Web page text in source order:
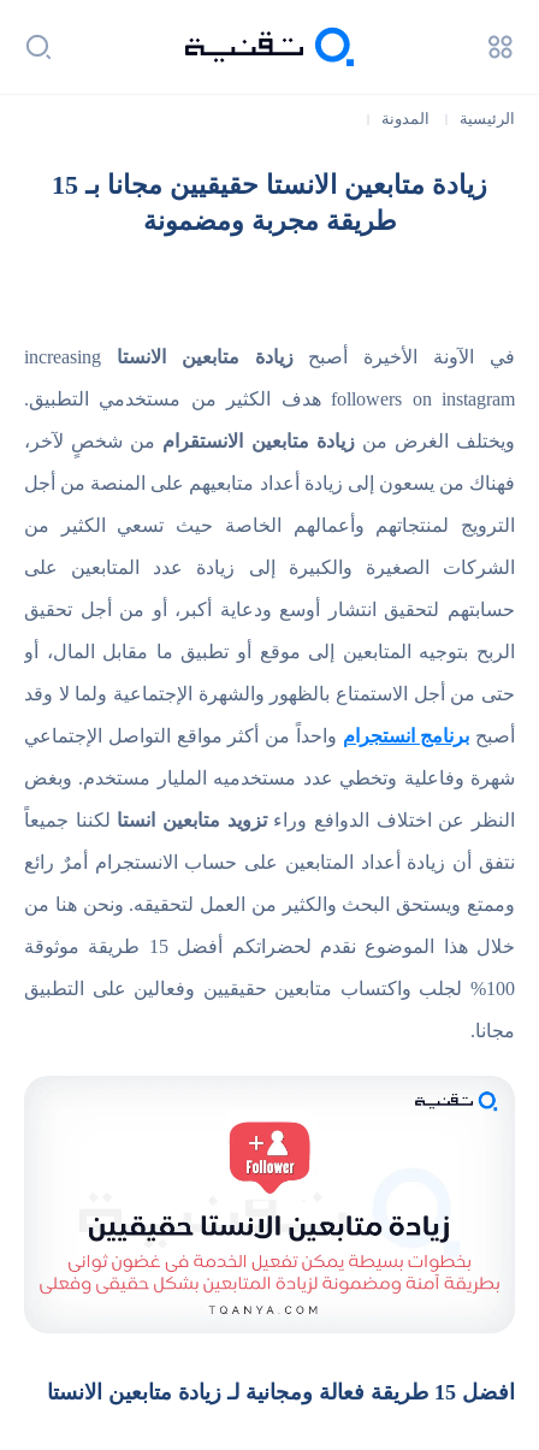
الرئيسية المدونة
زيادة متابعين الانستا حقيقيين مجانا بـ 15
طريقة مجربة ومضمونة
في الآونة الأخيرة أصبحزيادة متابعين الانستا increasing
followers on instagram هدف الكثير من مستخدمي التطبيق.
ويختلف الغرض منزيادة متابعين الانستقرام من شخصٍ لآخر،
فهناك من يسعون إلى زيادة أعداد متابعيهم على المنصة من أجل
الترويج لمنتجاتهم وأعمالهم الخاصة حيث تسعي الكثير من
الشركات الصغيرة والكبيرة إلى زيادة عدد المتابعين على
حسابتهم لتحقيق انتشار أوسع ودعاية أكبر، أو من أجل تحقيق
الربح بتوجيه المتابعين إلى موقع أو تطبيق ما مقابل المال، أو
حتى من أجل الاستمتاع بالظهور والشهرة الإجتماعية ولما لا وقد
أصبح برنامج انستجرام واحداً من أكثر مواقع التواصل الإجتماعي
شهرة وفاعلية وتخطي عدد مستخدميه المليار مستخدم. وبغض
النظر عن اختلاف الدوافع وراءتزويد متابعين انستا لكننا جميعاً
نتفق أن زيادة أعداد المتابعين على حساب الانستجرام أمرٌ رائع
وممتع ويستحق البحث والكثير من العمل لتحقيقه. ونحن هنا من
خلال هذا الموضوع نقدم لحضراتكم أفضل 15 طريقة موثوقة
100% لجلب واكتساب متابعين حقيقيين وفعالين على التطبيق
مجانا.
افضل 15 طريقة فعالة ومجانية لـ زيادة متابعين الانستا